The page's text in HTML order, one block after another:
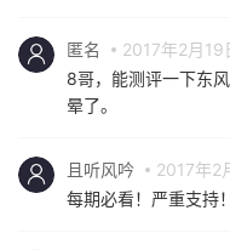
匿名
2017年2月
8哥，能测评一下东
晕了。
且听风吟
2017年2
每期必看！严重支持！